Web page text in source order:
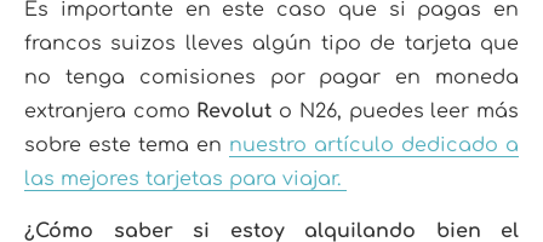
Es importante en este caso que si pagas en
francos suizos lleves algún tipo de tarjeta que
no tenga comisiones por pagar en moneda
extranjera como Revolut o N26, puedes leer más
sobre este tema en nuestro artículo dedicado a
las mejores tarjetas para viajar.
¿Cómo saber si estoy alquilando bien el